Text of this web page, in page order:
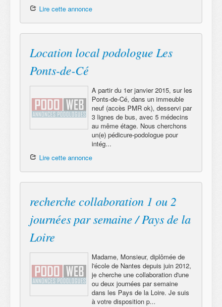
Lire cette annonce
Location local podologue Les
Ponts-de-Cé
A partir du 1er janvier 2015, sur les
Ponts-de-Cé, dans un immeuble
neuf (accès PMR ok), desservi par
3 lignes de bus, avec 5 médecins
au même étage. Nous cherchons
un(e) pédicure-podologue pour
intég...
Lire cette annonce
recherche collaboration 1 ou 2
journées par semaine / Pays de la
Loire
Madame, Monsieur, diplômée de
l'école de Nantes depuis juin 2012,
je cherche une collaboration d'une
ou deux journées par semaine
dans les Pays de la Loire. Je suis
à votre disposition p...